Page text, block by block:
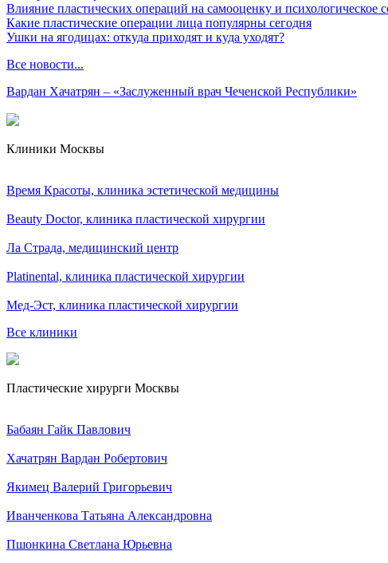
Влияние пластических операций на самооценку и психологическое
Какие пластические операции лица популярны сегодня
Ушки на ягодицах: откуда приходят и куда уходят?
Все новости...
Вардан Хачатрян – «Заслуженный врач Чеченской Республики»
Клиники Москвы
Время Красоты, клиника эстетической медицины
Beauty Doctor, клиника пластической хирургии
Ла Страда, медицинский центр
Platinental, клиника пластической хирургии
Мед-Эст, клиника пластической хирургии
Все клиники
Пластические хирурги Москвы
Бабаян Гайк Павлович
Хачатрян Вардан Робертович
Якимец Валерий Григорьевич
Иванченкова Татьяна Александровна
Пшонкина Светлана Юрьевна